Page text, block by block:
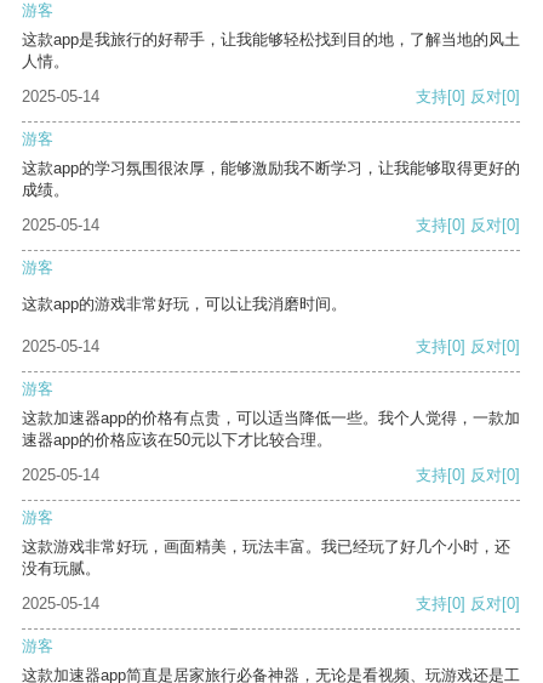
游客
这款app是我旅行的好帮手，让我能够轻松找到目的地，了解当地的风土
人情。
2025-05-14
支持[0] 反对[0]
游客
这款app的学习氛围很浓厚，能够激励我不断学习，让我能够取得更好的
成绩。
2025-05-14
支持[0] 反对[0]
游客
这款app的游戏非常好玩，可以让我消磨时间。
2025-05-14 支持[0] 反对[0]
游客
这款加速器app的价格有点贵，可以适当降低一些。我个人觉得，一款加
速器app的价格应该在50元以下才比较合理。
2025-05-14
支持[0] 反对[0]
游客
这款游戏非常好玩，画面精美，玩法丰富。我已经玩了好几个小时，还
没有玩腻。
2025-05-14
支持[0] 反对[0]
游客
这款加速器app简直是居家旅行必备神器，无论是看视频、玩游戏还是工